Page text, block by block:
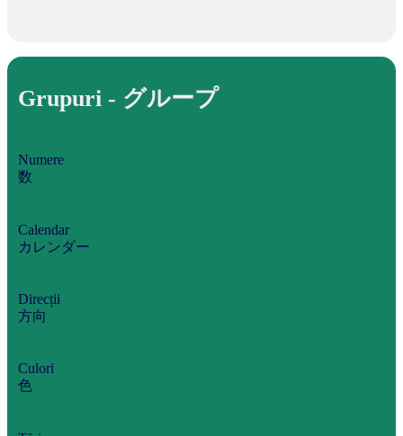
Grupuri - グループ
Numere
数
Calendar
カレンダー
Direcții
方向
Culori
色